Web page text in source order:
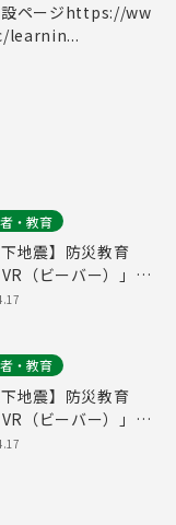
ページhttps://ww
learnin...
・教育
下地震】防災教育
（ビーバー）」～
・教育
下地震】防災教育
（ビーバー）」～